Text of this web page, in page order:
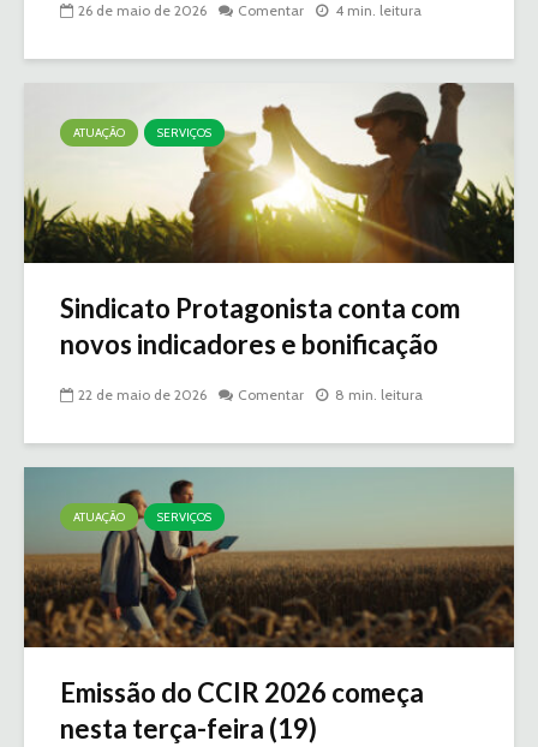
26 de maio de 2026 Comentar 4 min. leitura
ATUAÇÃO SERVIÇOS
Sindicato Protagonista conta com
novos indicadores e bonificação
22 de maio de 2026 Comentar 8 min. leitura
ATUAÇÃO SERVIÇOS
Emissão do CCIR 2026 começa
nesta terça-feira (19)